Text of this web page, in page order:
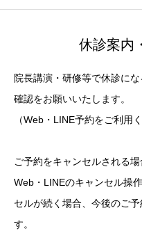
休診案内
院長講演・研修等で休診に
確認をお願いいたします。
（Web・LINE予約をご利用
ご予約をキャンセルされる
Web・LINEのキャンセル操
セルが続く場合、今後のご
す。